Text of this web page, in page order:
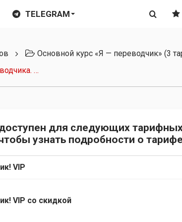
TELEGRAM
Основной курс «Я — переводчик» (3
Часть 2
для следующих
узнать подробности о
VIP
VIP со скидкой